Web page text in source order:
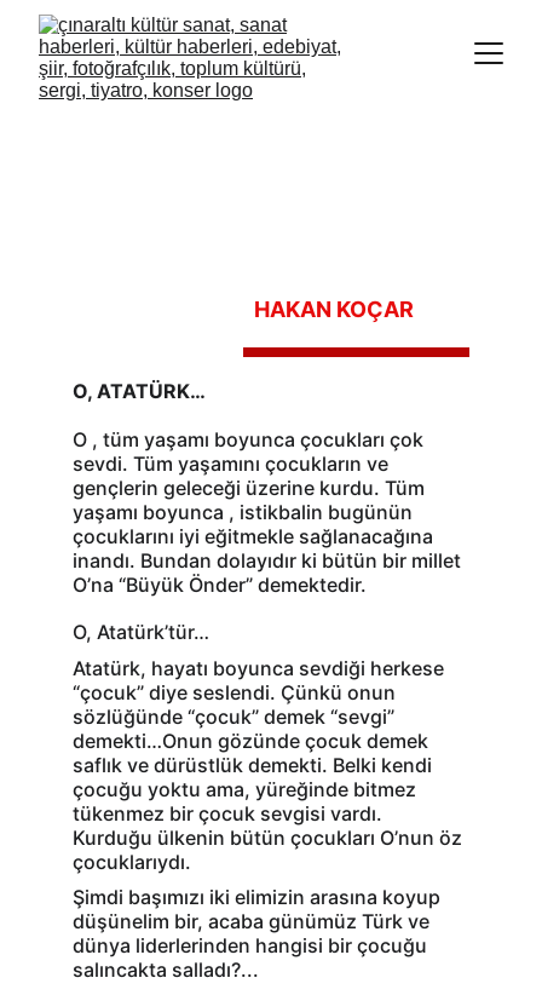
O, ATATÜRK…
O , tüm yaşamı boyunca çocukları çok
sevdi. Tüm yaşamını çocukların ve
gençlerin geleceği üzerine kurdu. Tüm
yaşamı boyunca , istikbalin bugünün
çocuklarını iyi eğitmekle sağlanacağına
inandı. Bundan dolayıdır ki bütün bir millet
O’na “Büyük Önder” demektedir.
O, Atatürk’tür…
Atatürk, hayatı boyunca sevdiği herkese
“çocuk” diye seslendi. Çünkü onun
sözlüğünde “çocuk” demek “sevgi”
demekti…Onun gözünde çocuk demek
saflık ve dürüstlük demekti. Belki kendi
çocuğu yoktu ama, yüreğinde bitmez
tükenmez bir çocuk sevgisi vardı.
Kurduğu ülkenin bütün çocukları O’nun öz
çocuklarıydı.
Şimdi başımızı iki elimizin arasına koyup
düşünelim bir, acaba günümüz Türk ve
dünya liderlerinden hangisi bir çocuğu
salıncakta salladı?...
HAKAN KOÇAR